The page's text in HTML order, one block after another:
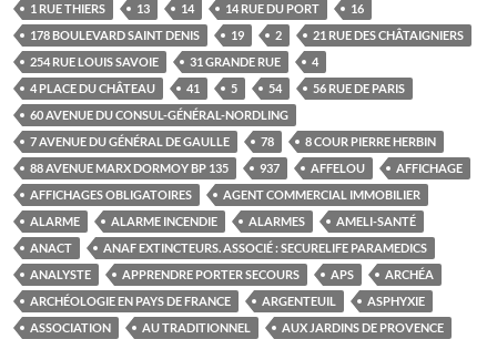
1 RUE THIERS
13 14 14 RUE DU PORT
16
178 BOULEVARD SAINT DENIS
19 2
21 RUE DES CHÂTAIGNIERS
254 RUE LOUIS SAVOIE
31 GRANDE RUE
4
4 PLACE DU CHÂTEAU
41 5 54
56 RUE DE PARIS
60 AVENUE DU CONSUL-GÉNÉRAL-NORDLING
7 AVENUE DU GÉNÉRAL DE GAULLE
78
8 COUR PIERRE HERBIN
88 AVENUE MARX DORMOY BP 135
937 AFFELOU
AFFICHAGE
AFFICHAGES OBLIGATOIRES
AGENT COMMERCIAL IMMOBILIER
ALARME
ALARME INCENDIE ALARMES
AMELI-SANTÉ
ANACT
ANAF EXTINCTEURS. ASSOCIÉ : SECURELIFE PARAMEDICS
ANALYSTE
APPRENDRE PORTER SECOURS APS
ARCHÉA
ARCHÉOLOGIE EN PAYS DE FRANCE
ARGENTEUIL
ASPHYXIE
ASSOCIATION
AU TRADITIONNEL
AUX JARDINS DE PROVENCE